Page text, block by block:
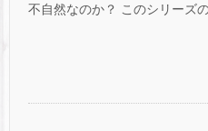
不自然なのか？ このシリーズ